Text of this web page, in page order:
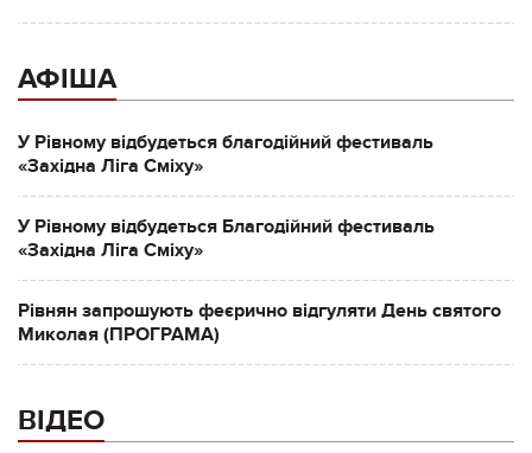
АФІША
У Рівному відбудеться благодійний фестиваль
«Західна Ліга Сміху»
У Рівному відбудеться Благодійний фестиваль
«Західна Ліга Сміху»
Рівнян запрошують феєрично відгуляти День святого
Миколая (ПРОГРАМА)
ВІДЕО